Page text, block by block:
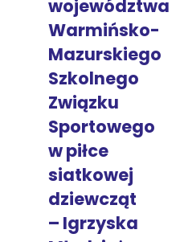
województwa
Warmińsko-
Mazurskiego
Szkolnego
Związku
Sportowego
w piłce
siatkowej
dziewcząt
– Igrzyska